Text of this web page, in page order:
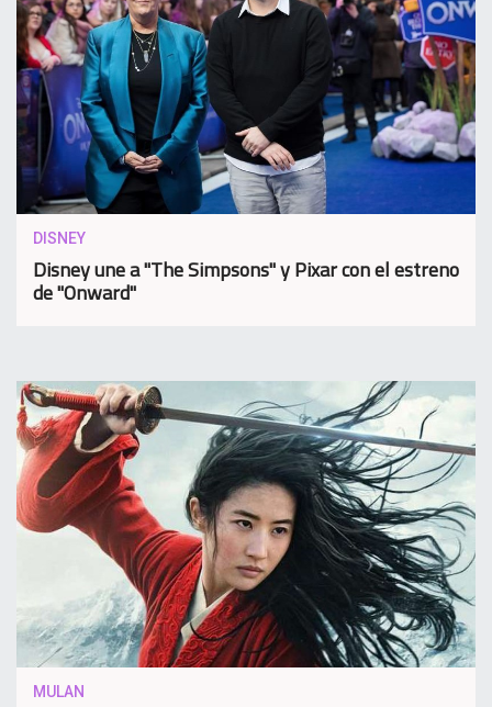
DISNEY
Disney une a "The Simpsons" y Pixar con el estreno
de "Onward"
MULAN